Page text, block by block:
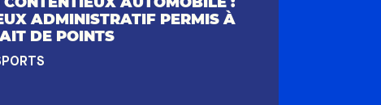
ADMINISTRATIF PERMIS À
DE POINTS